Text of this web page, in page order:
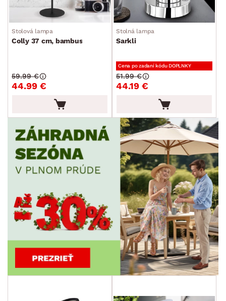
Stolová lampa
Colly 37 cm, bambus
44.99 €
59.99 €
Stolná lampa
Sarkli
Cena po zadaní kódu DOPLNKY
44.19 €
51.99 €